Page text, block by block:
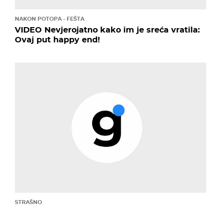
NAKON POTOPA - FEŠTA
VIDEO Nevjerojatno kako im je sreća vratila:
Ovaj put happy end!
STRAŠNO